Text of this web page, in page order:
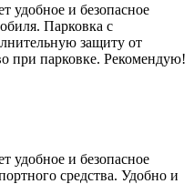
удобное и безопасное
Парковка с
защиту от
при парковке. Рекомендую!
удобное и безопасное
средства. Удобно и